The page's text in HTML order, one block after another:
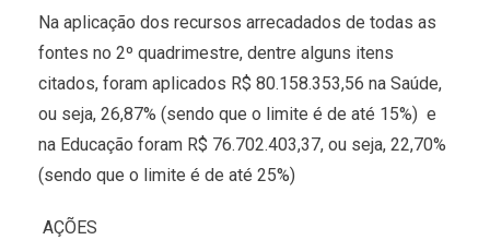
Na aplicação dos recursos arrecadados de todas as
fontes no 2º quadrimestre, dentre alguns itens
citados, foram aplicados R$ 80.158.353,56 na Saúde,
ou seja, 26,87% (sendo que o limite é de até 15%) e
na Educação foram R$ 76.702.403,37, ou seja, 22,70%
(sendo que o limite é de até 25%)
AÇÕES